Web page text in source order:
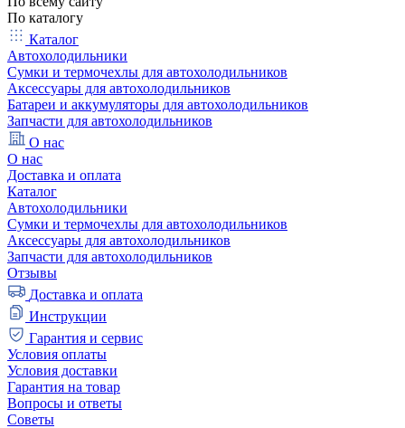
По каталогу
Каталог
Автохолодильники
Сумки и термочехлы для автохолодильников
Аксессуары для автохолодильников
Батареи и аккумуляторы для автохолодильников
Запчасти для автохолодильников
О нас
О нас
Доставка и оплата
Каталог
Автохолодильники
Сумки и термочехлы для автохолодильников
Аксессуары для автохолодильников
Запчасти для автохолодильников
Отзывы
Доставка и оплата
Инструкции
Гарантия и сервис
Условия оплаты
Условия доставки
Гарантия на товар
Вопросы и ответы
Советы